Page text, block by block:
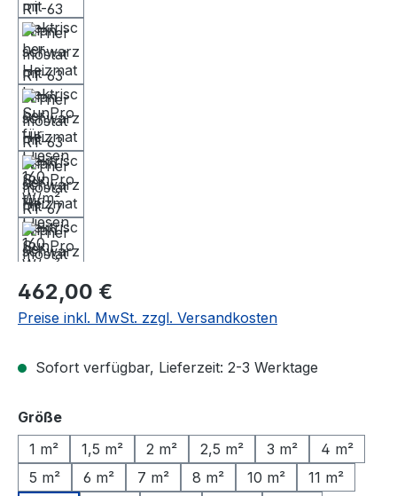
Regulärer Preis:
462,00 €
Preise inkl. MwSt. zzgl. Versandkosten
Sofort verfügbar, Lieferzeit: 2-3 Werktage
Größeauswählen
1 m²
1,5 m² 2 m² 2,5 m² 3 m²
4 m²
5 m²
6 m² 7 m² 8 m² 10 m²
11 m²